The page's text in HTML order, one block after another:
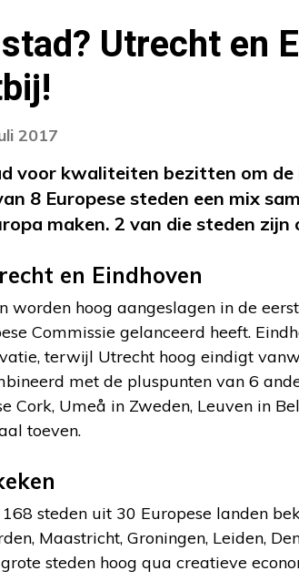
Utrecht en
2017
voor kwaliteiten bezitten om de
8 Europese steden een mix
maken. 2 van die steden
en Eindhoven
worden hoog aangeslagen in de
Commissie gelanceerd heeft.
terwijl Utrecht hoog eindigt
met de pluspunten van 6
Cork, Umeå in Zweden, Leuven in
toeven.
steden uit 30 Europese landen
Maastricht, Groningen, Leiden,
steden hoog qua creatieve